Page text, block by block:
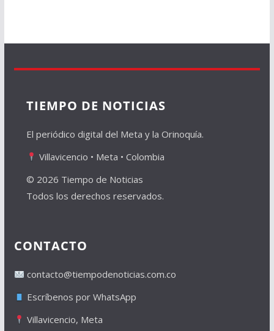
TIEMPO DE NOTICIAS
El periódico digital del Meta y la Orinoquía.
Villavicencio • Meta • Colombia
© 2026 Tiempo de Noticias
Todos los derechos reservados.
CONTACTO
contacto@tiempodenoticias.com.co
Escríbenos por WhatsApp
Villavicencio, Meta